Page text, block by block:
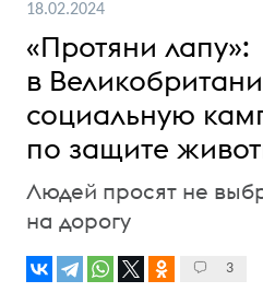
18.02.2024
«Протяни лапу»:
в
социальную
по защите
Людей просят не
на дорогу
3